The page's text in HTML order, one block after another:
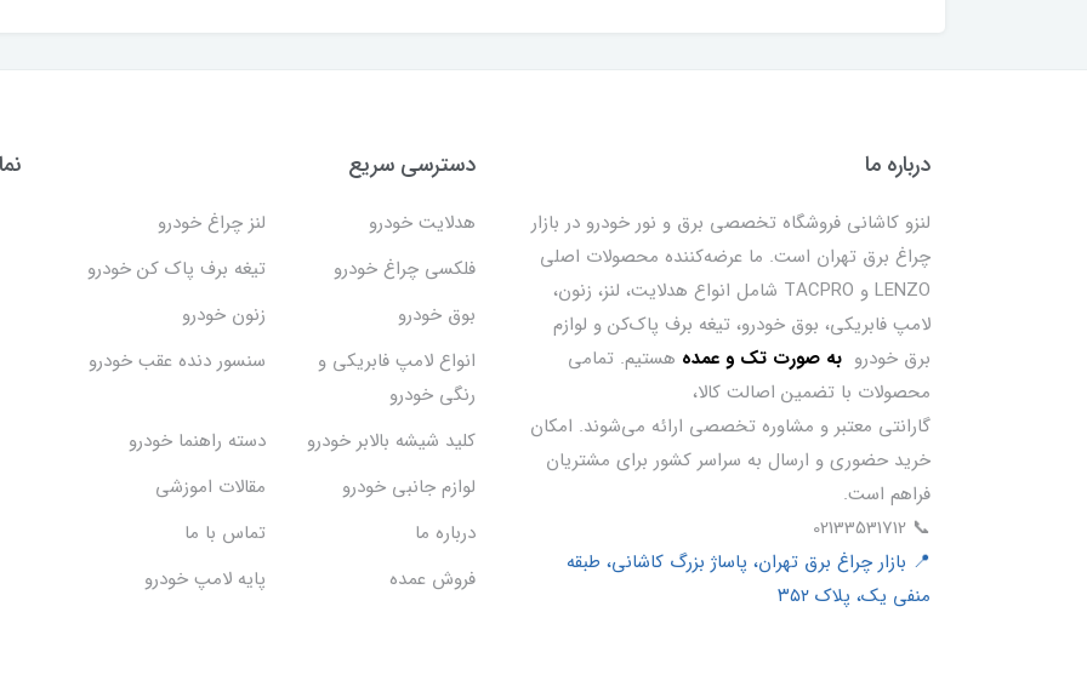
درباره ما
لنزو کاشانی فروشگاه تخصصی برق و نور خودرو در بازار
چراغ برق تهران است. ما عرضه‌کننده محصولات اصلی
LENZO و TACPRO شامل انواع هدلایت، لنز، زنون،
لامپ فابریکی، بوق خودرو، تیغه برف پاک‌کن و لوازم
برق خودرو به صورت تک و عمده هستیم. تمامی
محصولات با تضمین اصالت کالا،
گارانتی معتبر و مشاوره تخصصی ارائه می‌شوند. امکان
خرید حضوری و ارسال به سراسر کشور برای مشتریان
فراهم است.
📞 02133531712
📍 بازار چراغ برق تهران، پاساژ بزرگ کاشانی، طبقه
منفی یک، پلاک ۳۵۲
دسترسی سریع
هدلایت خودرو
لنز چراغ خودرو
فلکسی چراغ خودرو
تیغه برف پاک کن خودرو
بوق خودرو
زنون خودرو
انواع لامپ فابریکی و
رنگی خودرو
سنسور دنده عقب خودرو
کلید شیشه بالابر خودرو
دسته راهنما خودرو
لوازم جانبی خودرو
مقالات اموزشی
درباره ما
تماس با ما
فروش عمده
پایه لامپ خودرو